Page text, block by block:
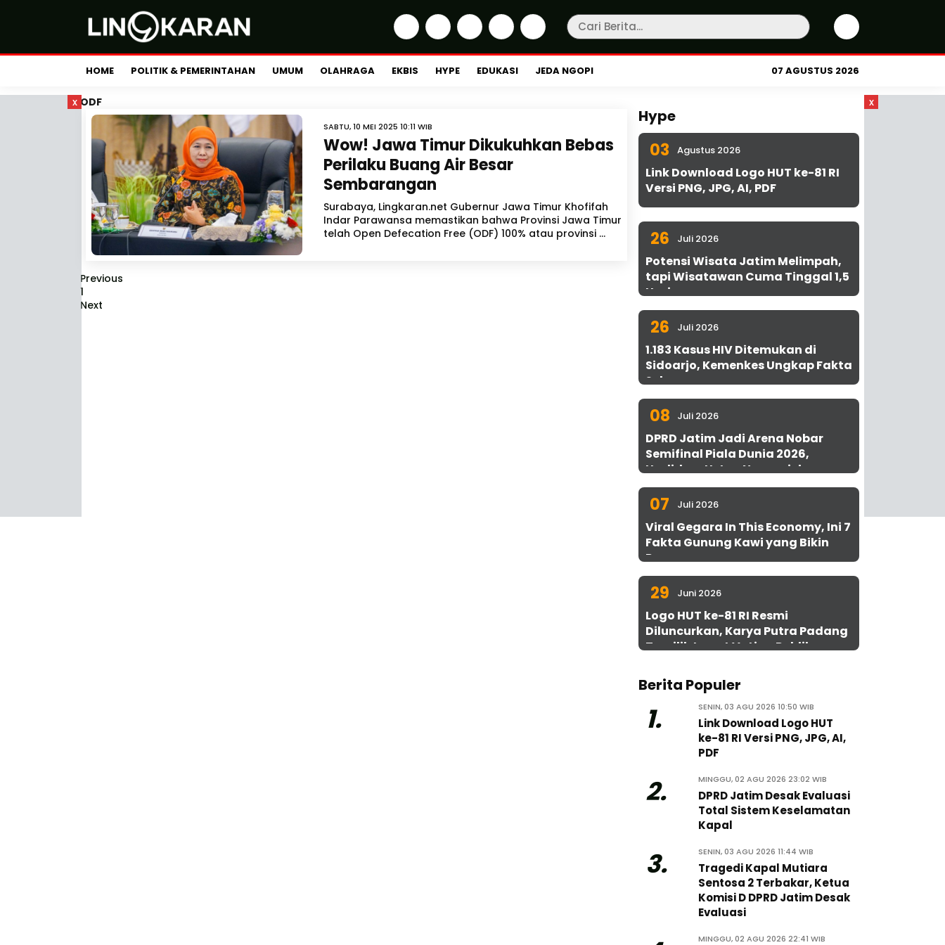
HOME POLITIK & PEMERINTAHAN UMUM OLAHRAGA EKBIS HYPE EDUKASI JEDA NGOPI 07 AGUSTUS 2026
x x
ODF
SABTU, 10 MEI 2025 10:11 WIB
Wow! Jawa Timur Dikukuhkan Bebas
Perilaku Buang Air Besar
Sembarangan
Surabaya, Lingkaran.net Gubernur Jawa Timur Khofifah
Indar Parawansa memastikan bahwa Provinsi Jawa Timur
telah Open Defecation Free (ODF) 100% atau provinsi ...
Previous
1
Next
Hype
03 Agustus 2026
Link Download Logo HUT ke-81 RI
Versi PNG, JPG, AI, PDF
26 Juli 2026
Potensi Wisata Jatim Melimpah,
tapi Wisatawan Cuma Tinggal 1,5
Hari
26 Juli 2026
1.183 Kasus HIV Ditemukan di
Sidoarjo, Kemenkes Ungkap Fakta
Sebenarnya
08 Juli 2026
DPRD Jatim Jadi Arena Nobar
Semifinal Piala Dunia 2026,
Hadirkan Uston Nawawi dan
UMKM Gratis untuk 1.000 Warga
07 Juli 2026
Viral Gegara In This Economy, Ini 7
Fakta Gunung Kawi yang Bikin
Penasaran
29 Juni 2026
Logo HUT ke-81 RI Resmi
Diluncurkan, Karya Putra Padang
Terpilih Lewat Voting Publik
Berita Populer
1. SENIN, 03 AGU 2026 10:50 WIB
Link Download Logo HUT
ke-81 RI Versi PNG, JPG, AI,
PDF
2. MINGGU, 02 AGU 2026 23:02 WIB
DPRD Jatim Desak Evaluasi
Total Sistem Keselamatan
Kapal
3. SENIN, 03 AGU 2026 11:44 WIB
Tragedi Kapal Mutiara
Sentosa 2 Terbakar, Ketua
Komisi D DPRD Jatim Desak
Evaluasi
MINGGU, 02 AGU 2026 22:41 WIB